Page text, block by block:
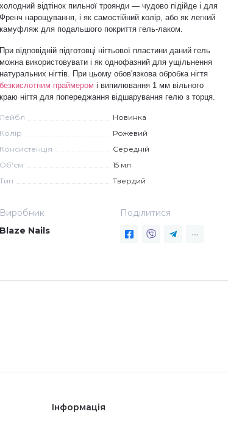
холодний відтінок пильної троянди — чудово підійде і для
Френч нарощування, і як самостійний колір, або як легкий
камуфляж для подальшого покриття гель-лаком.
При відповідній підготовці нігтьової пластини даний гель
можна використовувати і як однофазний для ущільнення
натуральних нігтів. При цьому обов'язкова обробка нігтя
безкислотним праймером і випилювання 1 мм вільного
краю нігтя для попереджання відшарування гелю з торця.
Лейбл
Новинка
Колір
Рожевий
Консистенція
Середній
Об'єм
15 мл
Тип
Твердий
Виробник
Blaze Nails
Поділитися
Інформація